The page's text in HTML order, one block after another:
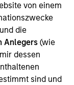
von einem
die
Anlegers(wie
dessen
sind und